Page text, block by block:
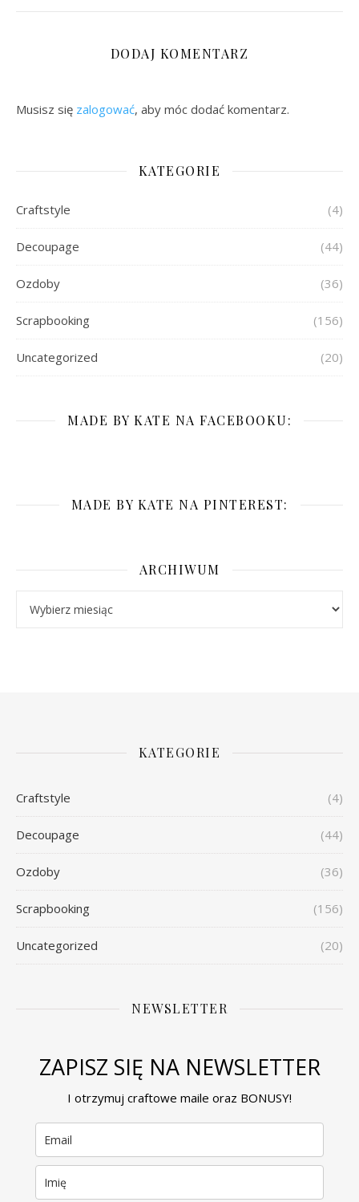
DODAJ KOMENTARZ
Musisz się zalogować, aby móc dodać komentarz.
KATEGORIE
Craftstyle (4)
Decoupage (44)
Ozdoby (36)
Scrapbooking (156)
Uncategorized (20)
MADE BY KATE NA FACEBOOKU:
MADE BY KATE NA PINTEREST:
ARCHIWUM
KATEGORIE
Craftstyle (4)
Decoupage (44)
Ozdoby (36)
Scrapbooking (156)
Uncategorized (20)
NEWSLETTER
ZAPISZ SIĘ NA NEWSLETTER
I otrzymuj craftowe maile oraz BONUSY!